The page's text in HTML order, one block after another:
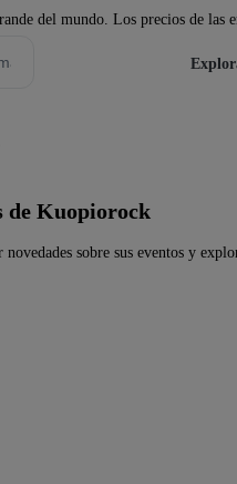
del mundo. Los precios de
de Kuopiorock
sobre sus eventos y